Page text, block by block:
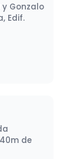
y Gonzalo
Edif.
de